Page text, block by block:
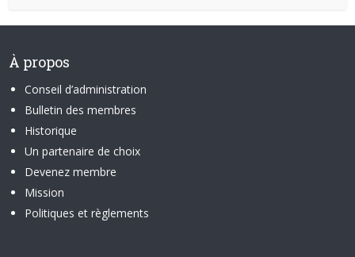
À propos
Conseil d’administration
Bulletin des membres
Historique
Un partenaire de choix
Devenez membre
Mission
Politiques et règlements